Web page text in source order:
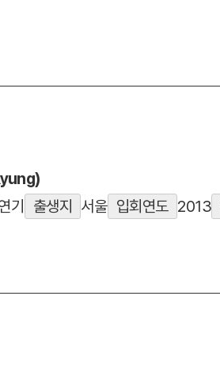
기 출생지 서울 입회연도 2013